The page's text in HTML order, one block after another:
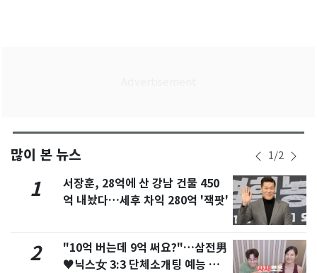
많이 본 뉴스 1/2
1
서장훈, 28억에 산 강남 건물 450
억 내놨다…세후 차익 280억 '잭팟'
2
"10억 버는데 9억 써요?"…삼전男
♥닉스女 3:3 단체소개팅 예능 화